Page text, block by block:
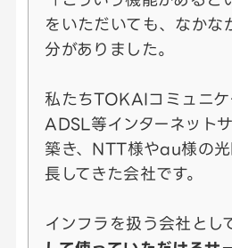
をいただいても、なかな
分がありました。
私たちTOKAIコミュニケ
ADSL等インターネット
築き、NTT様やau様の
長してきた会社です。
インフラを扱う会社とし